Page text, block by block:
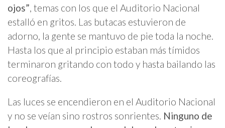
ojos”, temas con los que el Auditorio Nacional
estalló en gritos. Las butacas estuvieron de
adorno, la gente se mantuvo de pie toda la noche.
Hasta los que al principio estaban más tímidos
terminaron gritando con todo y hasta bailando las
coreografías.
Las luces se encendieron en el Auditorio Nacional
y no se veían sino rostros sonrientes. Ninguno de